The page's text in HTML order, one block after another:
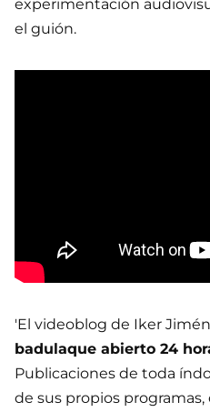
experimentación
el guión.
'El videoblog de Iker
badulaque abierto 24
Publicaciones de toda
de sus propios